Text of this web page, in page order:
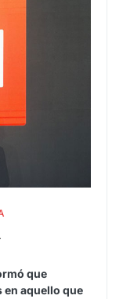
que
en aquello que